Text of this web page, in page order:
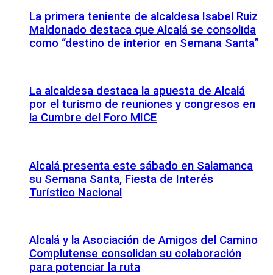
La primera teniente de alcaldesa Isabel Ruiz
Maldonado destaca que Alcalá se consolida
como “destino de interior en Semana Santa”
La alcaldesa destaca la apuesta de Alcalá
por el turismo de reuniones y congresos en
la Cumbre del Foro MICE
Alcalá presenta este sábado en Salamanca
su Semana Santa, Fiesta de Interés
Turístico Nacional
Alcalá y la Asociación de Amigos del Camino
Complutense consolidan su colaboración
para potenciar la ruta